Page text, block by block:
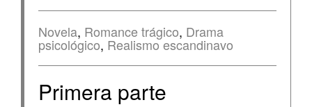
Novela, Romance trágico, Drama
psicológico, Realismo escandinavo
Primera parte